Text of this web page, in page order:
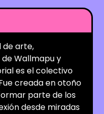
de arte,
Wallmapu y
es el colectivo
creada en otoño
parte de los
desde miradas